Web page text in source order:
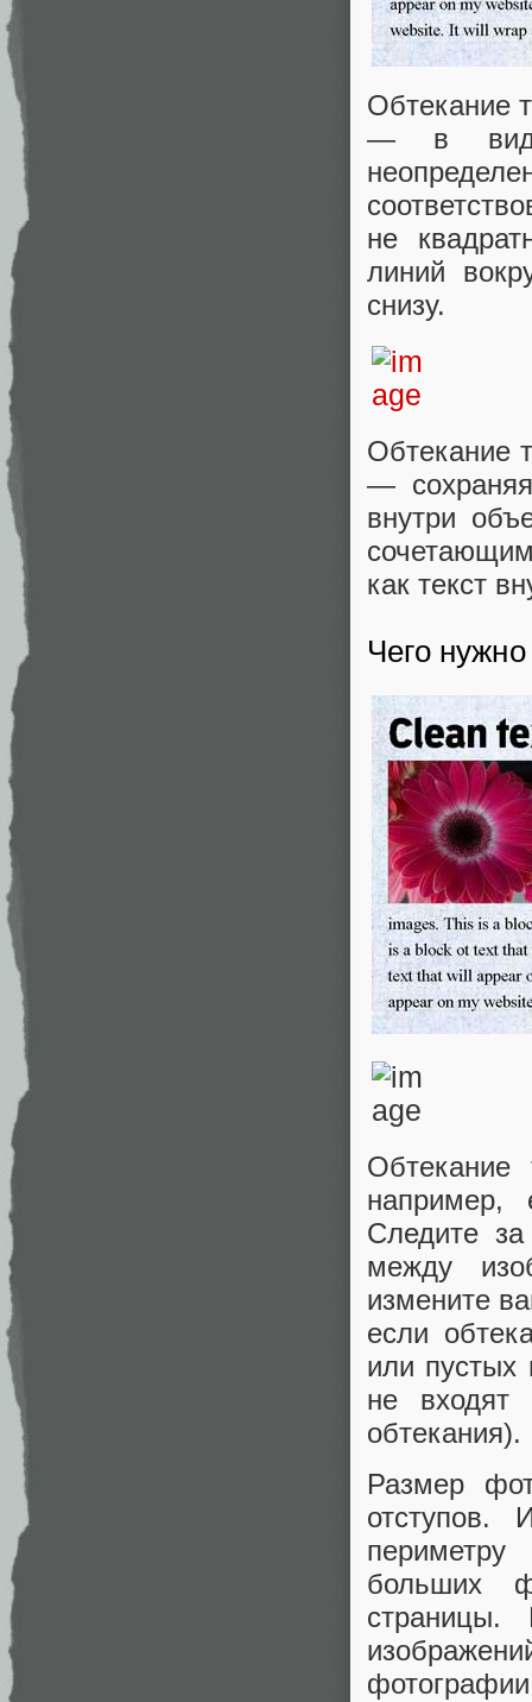
Обтекание
— в виде
не
линий
снизу.
Обтекание
—
внутри
как текст
Чего
Обтекание
например,
Следите
между
измените
если
или пустых
не входят
обтекания).
Размер
отступов.
больших
страницы.